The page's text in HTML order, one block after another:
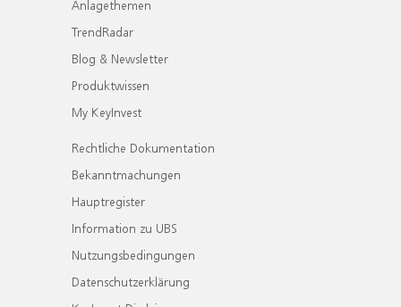
Anlagethemen
TrendRadar
Blog & Newsletter
Produktwissen
My KeyInvest
Rechtliche Dokumentation
Bekanntmachungen
Hauptregister
Information zu UBS
Nutzungsbedingungen
Datenschutzerklärung